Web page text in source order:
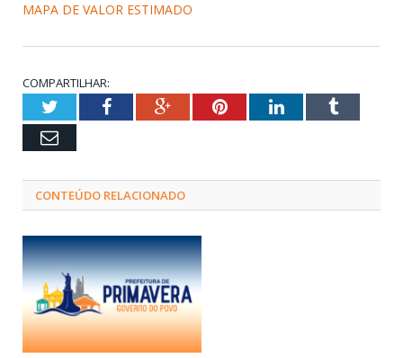
MAPA DE VALOR ESTIMADO
COMPARTILHAR:
TwitterFacebookGoogle+PinterestLinkedInTumblr
Email
CONTEÚDO RELACIONADO